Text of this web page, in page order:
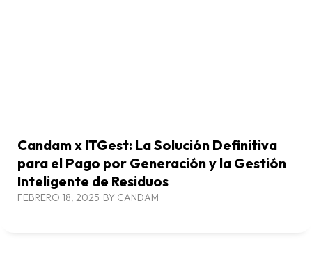
Candam x ITGest: La Solución Definitiva
para el Pago por Generación y la Gestión
Inteligente de Residuos
FEBRERO 18, 2025 BY CANDAM